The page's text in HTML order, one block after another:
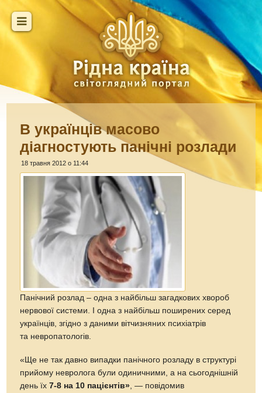
В українців масово
діагностують панічні розлади
18 травня 2012 о 11:44
Панічний розлад – одна з найбільш загадкових хвороб
нервової системи. І одна з найбільш поширених серед
українців, згідно з даними вітчизняних психіатрів
та невропатологів.
«Ще не так давно випадки панічного розладу в структурі
прийому невролога були одиничними, а на сьогоднішній
день їх7-8 на 10 пацієнтів» , — повідомив